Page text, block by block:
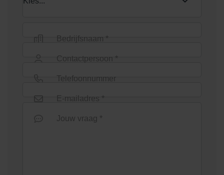
Bedrijfsnaam *
Contactpersoon *
Telefoonnummer
E-mailadres *
Jouw vraag *